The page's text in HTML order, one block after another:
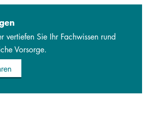
vertiefen Sie Ihr Fachwissen rund
Vorsorge.